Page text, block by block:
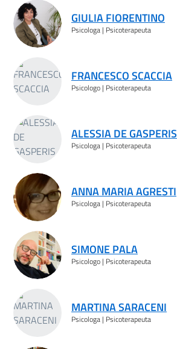
GIULIA FIORENTINO
Psicologa | Psicoterapeuta
FRANCESCO SCACCIA
Psicologo | Psicoterapeuta
ALESSIA DE GASPERIS
Psicologa | Psicoterapeuta
ANNA MARIA AGRESTI
Psicologa | Psicoterapeuta
SIMONE PALA
Psicologo | Psicoterapeuta
MARTINA SARACENI
Psicologa | Psicoterapeuta